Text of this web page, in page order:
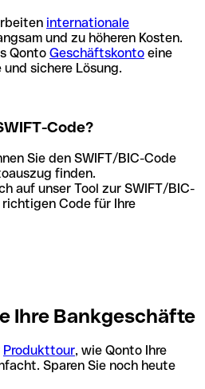
internationale
und zu höheren Kosten.
Qonto Geschäftskonto eine
sichere Lösung.
Code?
Sie den SWIFT/BIC-Code
finden.
auf unser Tool zur SWIFT/BIC-
Code für Ihre
Ihre Bankgeschäfte
Produkttour, wie Qonto Ihre
Sparen Sie noch heute